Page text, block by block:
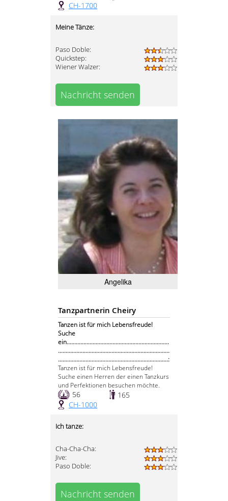
CH-1700
Meine Tänze:
Paso Doble:
Quickstep:
Wiener Walzer:
Nachricht senden
Angelika
Tanzpartnerin Cheiry
Tanzen ist für mich Lebensfreude!
Suche
ein...................................................................
.........................................................................
........................................................................:
Tanzen ist für mich Lebensfreude!
Suche einen Herren der einen Tanzkurs
und Perfektionen besuchen möchte.
56
165
CH-1000
Ich tanze:
Cha-Cha-Cha:
Jive:
Paso Doble:
Nachricht senden